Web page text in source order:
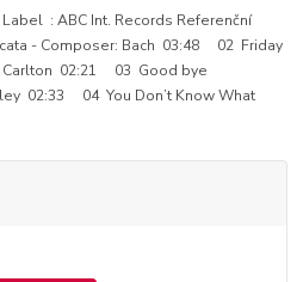
: ABC Int. Records Referenční
- Composer: Bach 03:48 02 Friday
Carlton 02:21 03 Good bye
02:33 04 You Don’t Know What